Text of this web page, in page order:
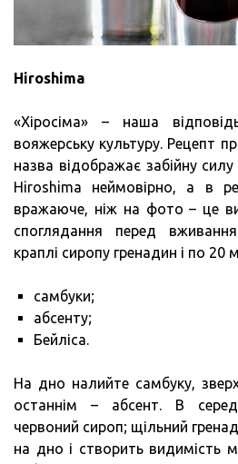
Hiroshima
«Хіросіма» – наша
вояжерську культуру. Рецепт
назва відображає забійну
Hiroshima неймовірно, а в
вражаюче, ніж на фото – це
споглядання перед
краплі сиропу гренадин і по 20
самбуки;
абсенту;
Бейліса.
На дно налийте самбуку,
останнім – абсент. В
червоний сироп; щільний
на дно і створить видимість